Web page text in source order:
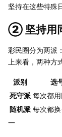
坚持在这些特殊
② 坚持用
彩民圈分为两派：
上来看，两种方
派别 选
死守派 每次都
随机派 每次都
—